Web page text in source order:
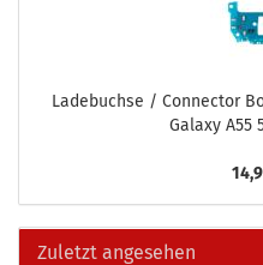
La­de­buch­se / Con­nec­tor
Ga­la­xy A55
Zuletzt angesehen